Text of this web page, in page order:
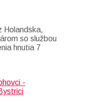
Holandska,
so službou
hnutia 7